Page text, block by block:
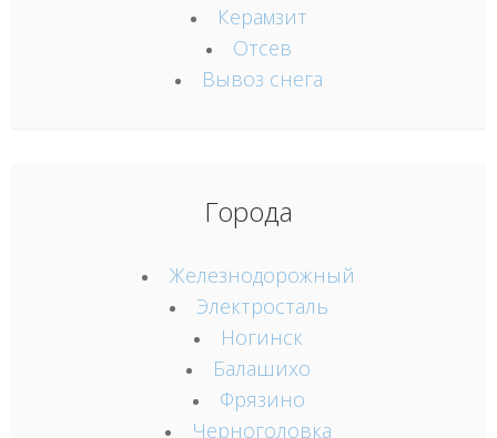
Керамзит
Отсев
Вывоз снега
Города
Железнодорожный
Электросталь
Ногинск
Балашихо
Фрязино
Черноголовка